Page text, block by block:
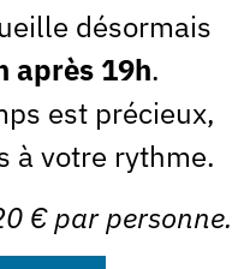
du Monde
nos offres
désormais
après 19h.
est précieux,
à votre rythme.
€ par personne.